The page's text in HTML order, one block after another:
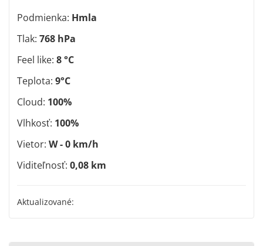
Podmienka: Hmla
Tlak: 768 hPa
Feel like: 8 °C
Teplota: 9°C
Cloud: 100%
Vlhkosť: 100%
Vietor: W - 0 km/h
Viditeľnosť: 0,08 km
Aktualizované: